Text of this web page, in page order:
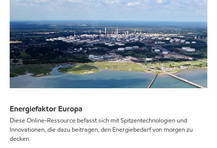
Energiefaktor Europa
Diese Online-Ressource befasst sich mit Spitzentechnologien und
Innovationen, die dazu beitragen, den Energiebedarf von morgen zu
decken.